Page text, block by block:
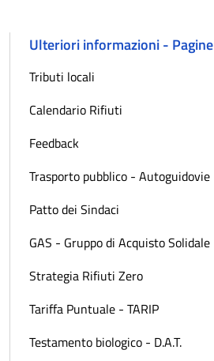
Ulteriori informazioni - Pagine
Tributi locali
Calendario Rifiuti
Feedback
Trasporto pubblico - Autoguidovie
Patto dei Sindaci
GAS - Gruppo di Acquisto Solidale
Strategia Rifiuti Zero
Tariffa Puntuale - TARIP
Testamento biologico - D.A.T.